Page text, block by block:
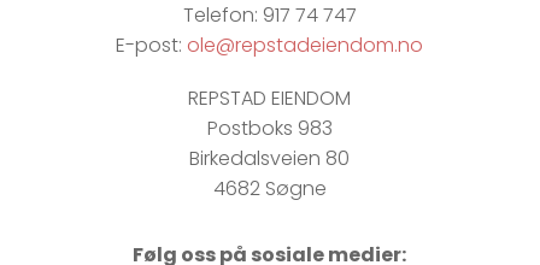
Telefon: 917 74 747
E-post: ole@repstadeiendom.no
REPSTAD EIENDOM
Postboks 983
Birkedalsveien 80
4682 Søgne
Følg oss på sosiale medier: